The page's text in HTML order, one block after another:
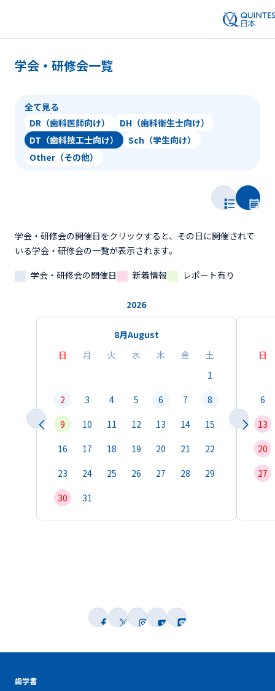
学会・研修会一覧
全て見る
DR（歯科医師向け）
DH（歯科衛生士向け）
DT（歯科技工士向け）
Sch（学生向け）
Other（その他）
学会・研修会の開催日をクリックすると、その日に開催されて
いる学会・研修会の一覧が表示されます。
学会・研修会の開催日
新着情報 レポート有り
2026
8月August
日
月 火 水 木 金
土
1
2
3 4 5 6 7
8
9
10 11 12 13 14
15
16
17 18 19 20 21
22
23
24 25 26 27 28
29
30
31
日
6
13
20
27
歯学書